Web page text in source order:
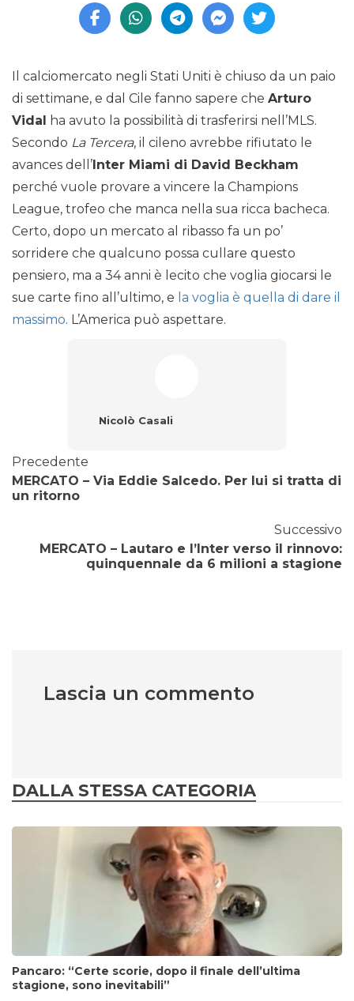
Il calciomercato negli Stati Uniti è chiuso da un paio
di settimane, e dal Cile fanno sapere che Arturo
Vidal ha avuto la possibilità di trasferirsi nell’MLS.
Secondo La Tercera, il cileno avrebbe rifiutato le
avances dell’Inter Miami di David Beckham
perché vuole provare a vincere la Champions
League, trofeo che manca nella sua ricca bacheca.
Certo, dopo un mercato al ribasso fa un po’
sorridere che qualcuno possa cullare questo
pensiero, ma a 34 anni è lecito che voglia giocarsi le
sue carte fino all’ultimo, e la voglia è quella di dare il
massimo. L’America può aspettare.
Nicolò Casali
Precedente
MERCATO – Via Eddie Salcedo. Per lui si tratta di
un ritorno
Successivo
MERCATO – Lautaro e l’Inter verso il rinnovo:
quinquennale da 6 milioni a stagione
Lascia un commento
DALLA STESSA CATEGORIA
Pancaro: “Certe scorie, dopo il finale dell’ultima
stagione, sono inevitabili”